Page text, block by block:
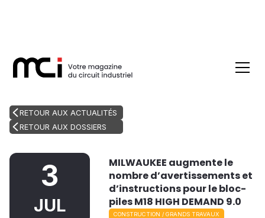
RETOUR AUX ACTUALITÉS
RETOUR AUX DOSSIERS
3
JUL
MILWAUKEE augmente le
nombre d’avertissements et
d’instructions pour le bloc-
piles M18 HIGH DEMAND 9.0
CONSTRUCTION / GRANDS TRAVAUX